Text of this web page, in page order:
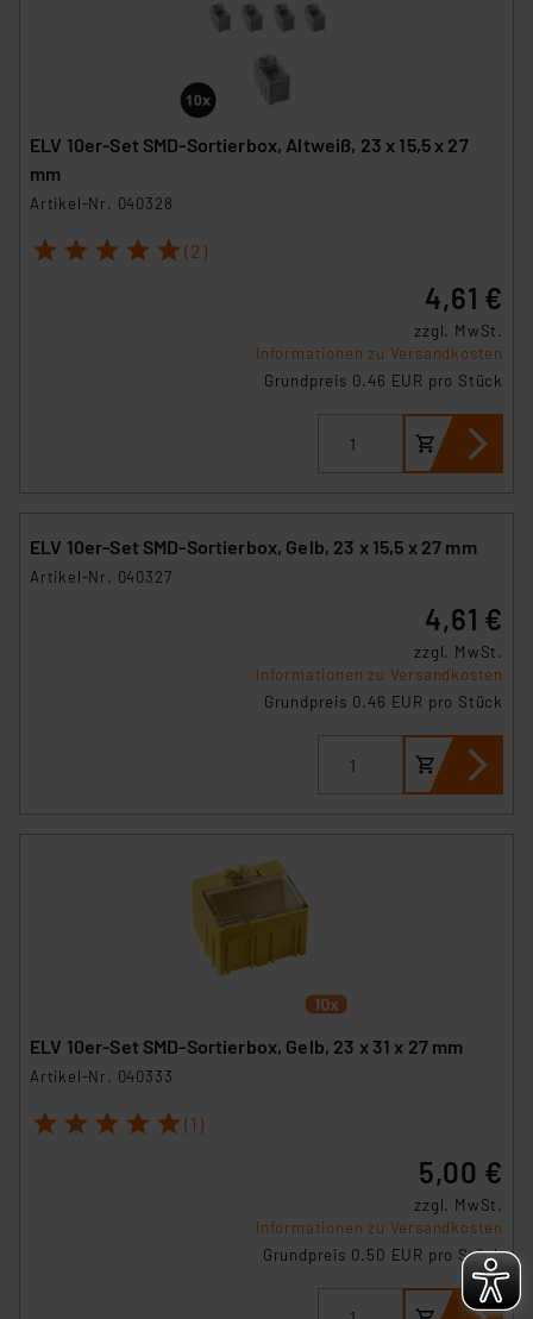
Beurteilung der mit der Datenübermittlung,
insbesondere der Art der übermittelten Daten,
verbundenen Risiken.“
Impressum| Datenschutzerklärung
ELV 10er-Set SMD-Sortierbox, Altweiß, 23 x 15,5 x 27
mm
Artikel-Nr. 040328
1 2 3 4 5 (2)
4,61 €
zzgl. MwSt.
Informationen zu Versandkosten
Grundpreis 0.46 EUR pro Stück
ELV 10er-Set SMD-Sortierbox, Gelb, 23 x 15,5 x 27 mm
Artikel-Nr. 040327
4,61 €
zzgl. MwSt.
Informationen zu Versandkosten
Grundpreis 0.46 EUR pro Stück
ELV 10er-Set SMD-Sortierbox, Gelb, 23 x 31 x 27 mm
Artikel-Nr. 040333
1 2 3 4 5 (1)
5,00 €
zzgl. MwSt.
Informationen zu Versandkosten
Grundpreis 0.50 EUR pro Stück